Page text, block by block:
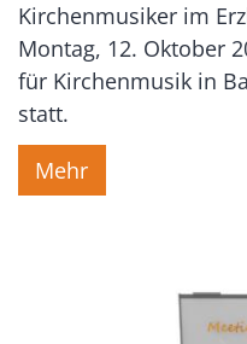
Kirchenmusiker im
Montag, 12. Oktober
für Kirchenmusik in
statt.
Mehr